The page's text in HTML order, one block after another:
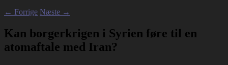
← Forrige Næste →
Kan borgerkrigen i Syrien føre til en
atomaftale med Iran?